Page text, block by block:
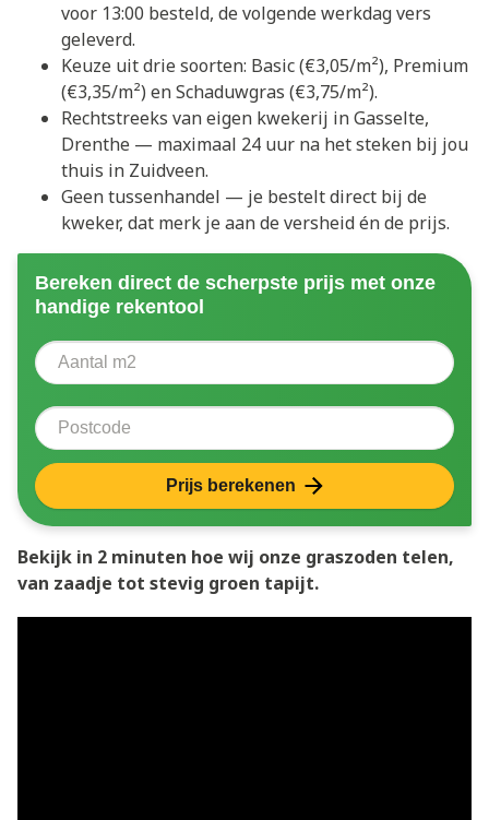
voor 13:00 besteld, de volgende werkdag vers
geleverd.
Keuze uit drie soorten: Basic (€3,05/m²), Premium
(€3,35/m²) en Schaduwgras (€3,75/m²).
Rechtstreeks van eigen kwekerij in Gasselte,
Drenthe — maximaal 24 uur na het steken bij jou
thuis in Zuidveen.
Geen tussenhandel — je bestelt direct bij de
kweker, dat merk je aan de versheid én de prijs.
Bereken direct de scherpste prijs met onze
handige rekentool
Aantal vierkante meter
Postcode
Prijs berekenen
Bekijk in 2 minuten hoe wij onze graszoden telen,
van zaadje tot stevig groen tapijt.